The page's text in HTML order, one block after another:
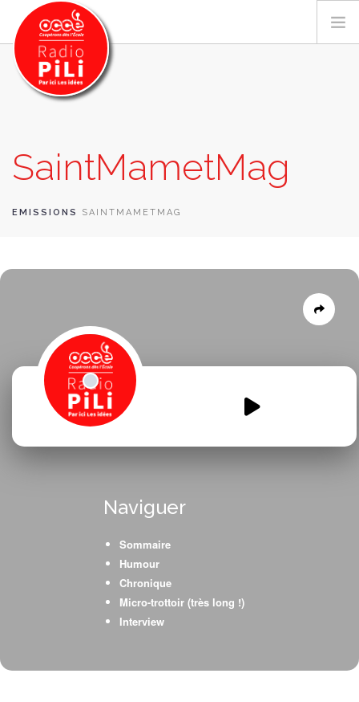
GRILLE DES PROGRAMMES
EMISSIONS / PODCASTS
CONTACT
SaintMametMag
EMISSIONS SAINTMAMETMAG
SaintMametMag.mp3
Naviguer
Sommaire
Humour
Chronique
Micro-trottoir (très long !)
Interview